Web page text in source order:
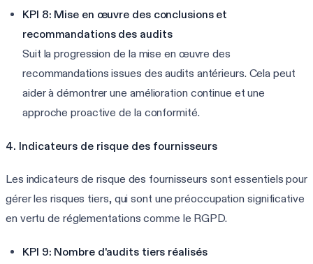
KPI 8: Mise en œuvre des conclusions et
recommandations des audits
Suit la progression de la mise en œuvre des
recommandations issues des audits antérieurs. Cela peut
aider à démontrer une amélioration continue et une
approche proactive de la conformité.
4. Indicateurs de risque des fournisseurs
Les indicateurs de risque des fournisseurs sont essentiels pour
gérer les risques tiers, qui sont une préoccupation significative
en vertu de réglementations comme le RGPD.
KPI 9: Nombre d'audits tiers réalisés